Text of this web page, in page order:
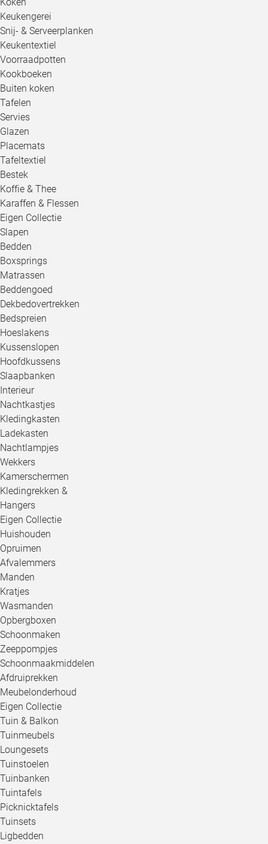
Keukengerei
Snij- & Serveerplanken
Keukentextiel
Voorraadpotten
Kookboeken
Buiten koken
Tafelen
Servies
Glazen
Placemats
Tafeltextiel
Bestek
Koffie & Thee
Karaffen & Flessen
Eigen Collectie
Slapen
Bedden
Boxsprings
Matrassen
Beddengoed
Dekbedovertrekken
Bedspreien
Hoeslakens
Kussenslopen
Hoofdkussens
Slaapbanken
Interieur
Nachtkastjes
Kledingkasten
Ladekasten
Nachtlampjes
Wekkers
Kamerschermen
Kledingrekken &
Hangers
Eigen Collectie
Huishouden
Opruimen
Afvalemmers
Manden
Kratjes
Wasmanden
Opbergboxen
Schoonmaken
Zeeppompjes
Schoonmaakmiddelen
Afdruiprekken
Meubelonderhoud
Eigen Collectie
Tuin & Balkon
Tuinmeubels
Loungesets
Tuinstoelen
Tuinbanken
Tuintafels
Picknicktafels
Tuinsets
Ligbedden